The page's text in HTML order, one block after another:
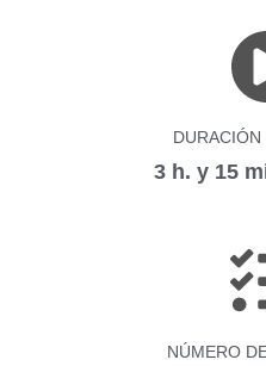
3 h. y 15
NÚMERO